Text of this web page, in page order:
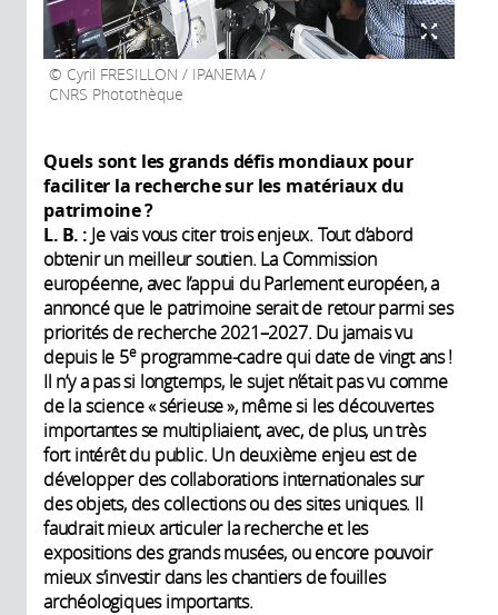
Cyril FRESILLON / IPANEMA /
CNRS Photothèque
Quels sont les grands défis mondiaux pour
faciliter la recherche sur les matériaux du
patrimoine ?
L. B. : Je vais vous citer trois enjeux. Tout d’abord
obtenir un meilleur soutien. La Commission
européenne, avec l’appui du Parlement européen, a
annoncé que le patrimoine serait de retour parmi ses
priorités de recherche 2021–2027. Du jamais vu
depuis le 5eprogramme-cadre qui date de vingt ans !
Il n’y a pas si longtemps, le sujet n’était pas vu comme
de la science « sérieuse », même si les découvertes
importantes se multipliaient, avec, de plus, un très
fort intérêt du public. Un deuxième enjeu est de
développer des collaborations internationales sur
des objets, des collections ou des sites uniques. Il
faudrait mieux articuler la recherche et les
expositions des grands musées, ou encore pouvoir
mieux s’investir dans les chantiers de fouilles
archéologiques importants.